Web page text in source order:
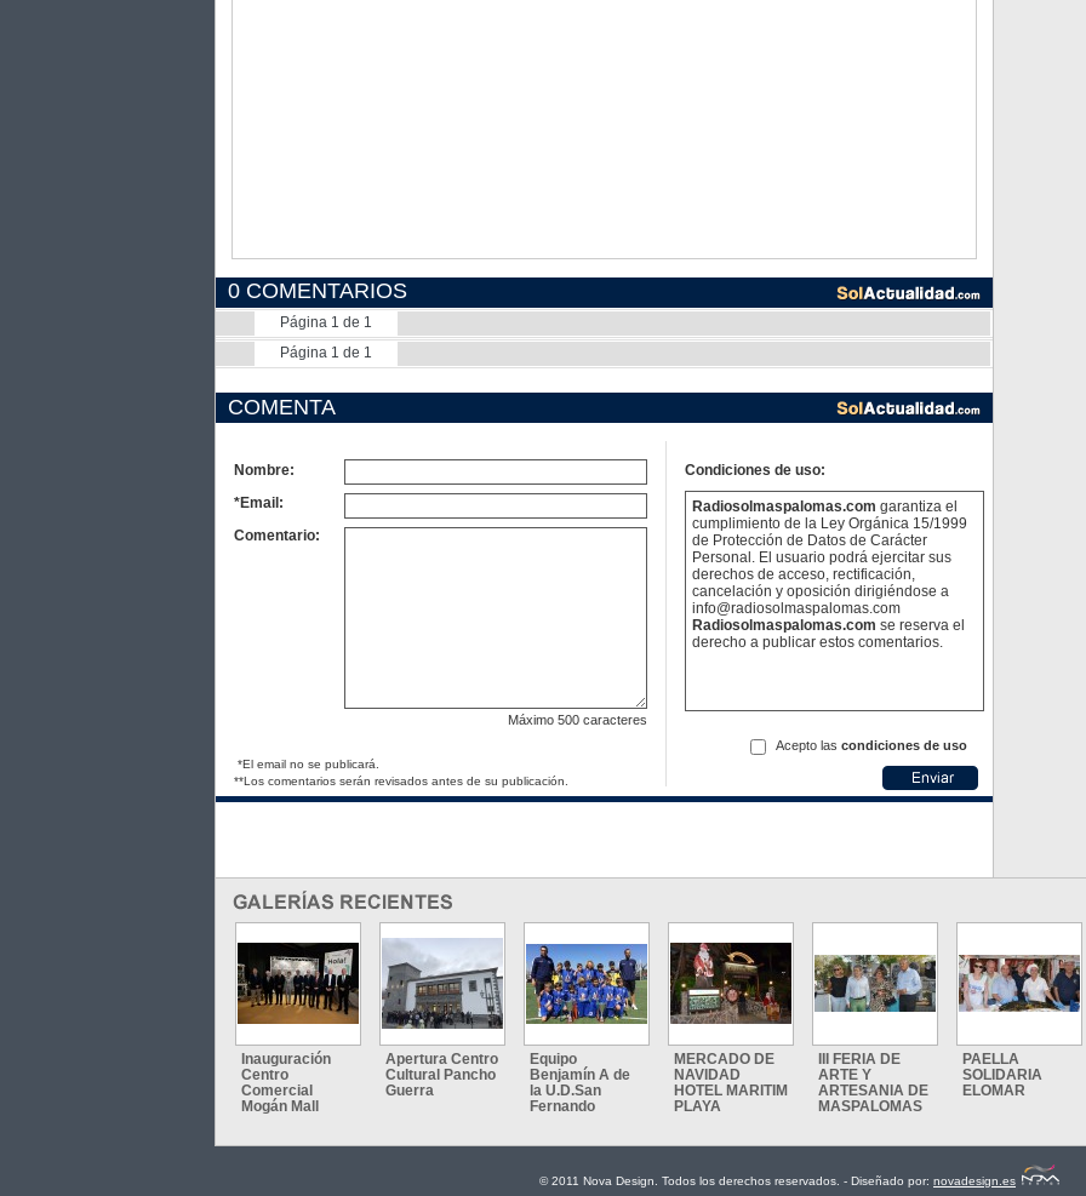
0 COMENTARIOS
Página 1 de 1
Página 1 de 1
COMENTA
Nombre:
*Email:
Comentario:
Máximo 500 caracteres
*El email no se publicará.
**Los comentarios serán revisados antes de su publicación.
Condiciones de uso:
Radiosolmaspalomas.com garantiza el
cumplimiento de la Ley Orgánica 15/1999
de Protección de Datos de Carácter
Personal. El usuario podrá ejercitar sus
derechos de acceso, rectificación,
cancelación y oposición dirigiéndose a
info@radiosolmaspalomas.com
Radiosolmaspalomas.com se reserva el
derecho a publicar estos comentarios.
Acepto las condiciones de uso
Inauguración
Centro
Comercial
Mogán Mall
Apertura Centro
Cultural Pancho
Guerra
Equipo
Benjamín A de
la U.D.San
Fernando
MERCADO DE
NAVIDAD
HOTEL MARITIM
PLAYA
III FERIA DE
ARTE Y
ARTESANIA DE
MASPALOMAS
PAELLA
SOLIDARIA
ELOMAR
© 2011 Nova Design. Todos los derechos reservados. - Diseñado por: novadesign.es